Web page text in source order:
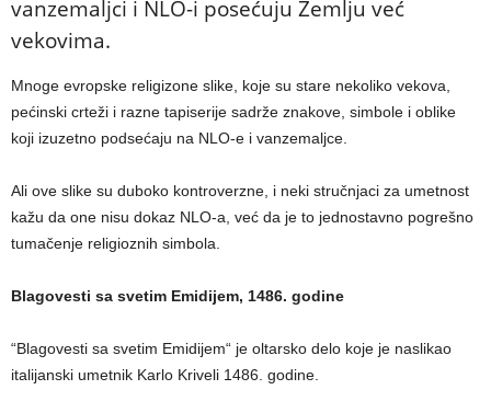
vanzemaljci i NLO-i posećuju Zemlju već
vekovima.
Mnoge evropske religizone slike, koje su stare nekoliko vekova,
pećinski crteži i razne tapiserije sadrže znakove, simbole i oblike
koji izuzetno podsećaju na NLO-e i vanzemaljce.
Ali ove slike su duboko kontroverzne, i neki stručnjaci za umetnost
kažu da one nisu dokaz NLO-a, već da je to jednostavno pogrešno
tumačenje religioznih simbola.
Blagovesti sa svetim Emidijem, 1486. godine
“Blagovesti sa svetim Emidijem“ je oltarsko delo koje je naslikao
italijanski umetnik Karlo Kriveli 1486. godine.